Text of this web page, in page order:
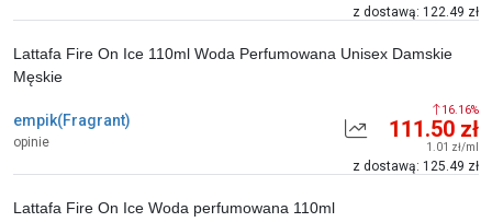
z dostawą: 122.49 zł
empik(Fragrant)
opinie
Lattafa Fire On Ice 110ml Woda Perfumowana Unisex Damskie
Męskie
111.50 zł
1.01 zł/ml
z dostawą: 125.49 zł
16.16%
Lattafa Fire On Ice Woda perfumowana 110ml